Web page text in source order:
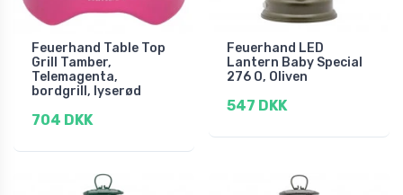
Feuerhand Table Top
Grill Tamber,
Telemagenta,
bordgrill, lyserød
704 DKK
Feuerhand LED
Lantern Baby Special
276 O, Oliven
547 DKK